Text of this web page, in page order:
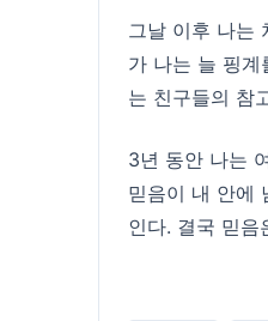
그날 이후 나는
가 나는 늘 핑
는 친구들의 참
3년 동안 나는
믿음이 내 안에
인다. 결국 믿음